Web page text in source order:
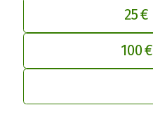
25 €
100 €